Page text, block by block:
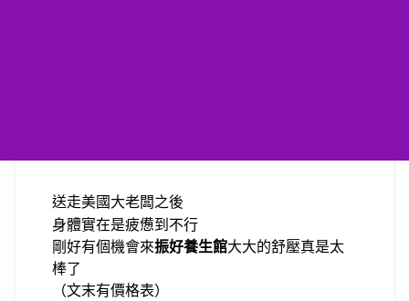
送走美國大老闆之後
身體實在是疲憊到不行
剛好有個機會來振好養生館大大的舒壓真是太
棒了
（文末有價格表）